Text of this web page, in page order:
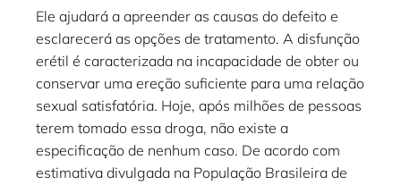
Ele ajudará a apreender as causas do defeito e
esclarecerá as opções de tratamento. A disfunção
erétil é caracterizada na incapacidade de obter ou
conservar uma ereção suficiente para uma relação
sexual satisfatória. Hoje, após milhões de pessoas
terem tomado essa droga, não existe a
especificação de nenhum caso. De acordo com
estimativa divulgada na População Brasileira de